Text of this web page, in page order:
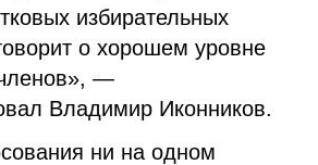
избирательных
о хорошем уровне
—
Владимир Иконников.
ни на одном